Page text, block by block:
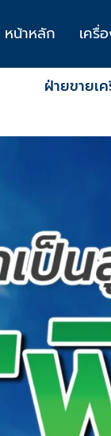
หน้าหลัก เครื่
ฝ่ายขายเ